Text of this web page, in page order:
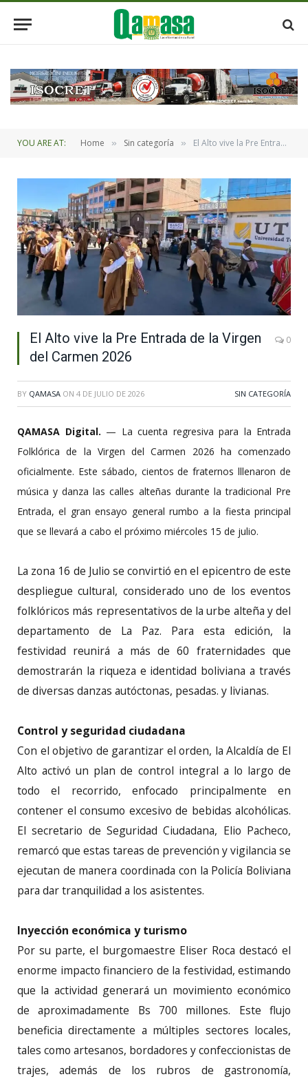
YOU ARE AT: Home » Sin categoría » El Alto vive la Pre Entrada de la Virgen del Carmen 2026
El Alto vive la Pre Entrada de la Virgen
del Carmen 2026
0
BY QAMASA ON 4 DE JULIO DE 2026 SIN CATEGORÍA
QAMASA Digital. — La cuenta regresiva para la Entrada
Folklórica de la Virgen del Carmen 2026 ha comenzado
oficialmente. Este sábado, cientos de fraternos lllenaron de
música y danza las calles alteñas durante la tradicional Pre
Entrada, el gran ensayo general rumbo a la fiesta principal
que se llevará a cabo el próximo miércoles 15 de julio.
La zona 16 de Julio se convirtió en el epicentro de este
despliegue cultural, considerado uno de los eventos
folklóricos más representativos de la urbe alteña y del
departamento de La Paz. Para esta edición, la
festividad reunirá a más de 60 fraternidades que
demostrarán la riqueza e identidad boliviana a través
de diversas danzas autóctonas, pesadas. y livianas.
Control y seguridad ciudadana
Con el objetivo de garantizar el orden, la Alcaldía de El
Alto activó un plan de control integral a lo largo de
todo el recorrido, enfocado principalmente en
contener el consumo excesivo de bebidas alcohólicas.
El secretario de Seguridad Ciudadana, Elio Pacheco,
remarcó que estas tareas de prevención y vigilancia se
ejecutan de manera coordinada con la Policía Boliviana
para dar tranquilidad a los asistentes.
Inyección económica y turismo
Por su parte, el burgomaestre Eliser Roca destacó el
enorme impacto financiero de la festividad, estimando
que la actividad generará un movimiento económico
de aproximadamente Bs 700 millones. Este flujo
beneficia directamente a múltiples sectores locales,
tales como artesanos, bordadores y confeccionistas de
trajes, además de los rubros de gastronomía,